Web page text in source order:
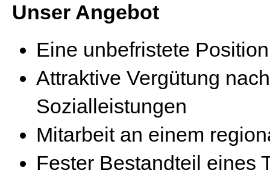
Unser Angebot
Eine unbefristete Position
Attraktive Vergütung
Sozialleistungen
Mitarbeit an einem
Fester Bestandteil eines